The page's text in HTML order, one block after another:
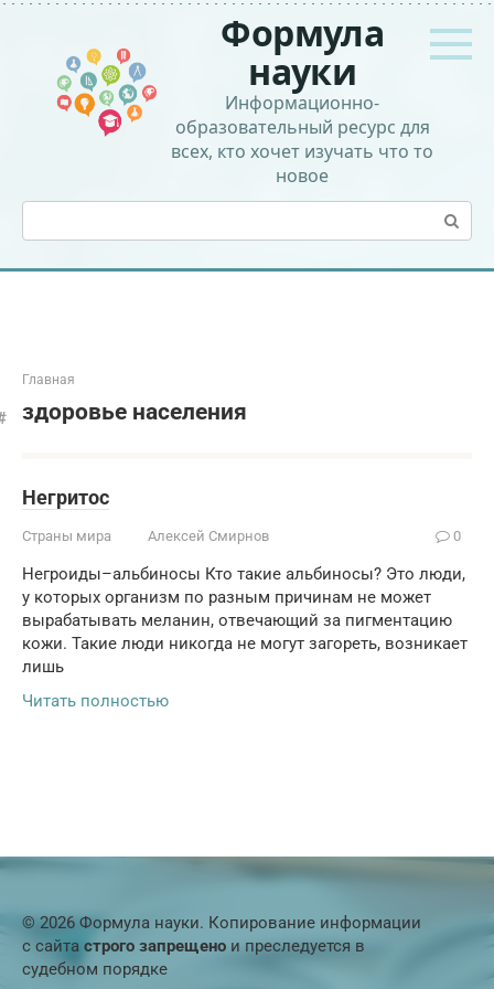
Перейти
контенту
Формула
науки
Информационно-
образовательный ресурс для
всех, кто хочет изучать что то
новое
Поиск:
Главная
здоровье населения
Негритос
Страны мира Алексей Смирнов 0
Негроиды–альбиносы Кто такие альбиносы? Это люди,
у которых организм по разным причинам не может
вырабатывать меланин, отвечающий за пигментацию
кожи. Такие люди никогда не могут загореть, возникает
лишь
Читать полностью
© 2026 Формула науки. Копирование информации
с сайта строго запрещено и преследуется в
судебном порядке